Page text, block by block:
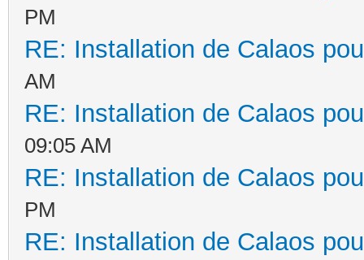
PM
RE: Installation de Calaos
AM
RE: Installation de Calaos
09:05 AM
RE: Installation de Calaos
PM
RE: Installation de Calaos